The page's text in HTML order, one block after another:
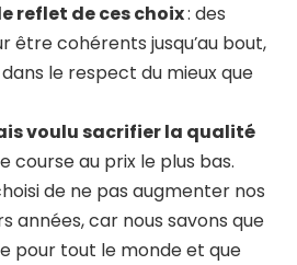
reflet de ces choix: des
être cohérents jusqu’au bout,
le respect du mieux que
voulu sacrifier la qualité
course au prix le plus bas.
de ne pas augmenter nos
années, car nous savons que
pour tout le monde et que